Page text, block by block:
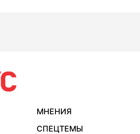
МНЕНИЯ
СПЕЦТЕМЫ